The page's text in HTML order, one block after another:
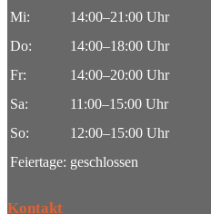
Mi:
14:00–21:00 Uhr
Do:
14:00–18:00 Uhr
Fr:
14:00–20:00 Uhr
Sa:
11:00–15:00 Uhr
So:
12:00–15:00 Uhr
Feiertage: geschlossen
Kontakt